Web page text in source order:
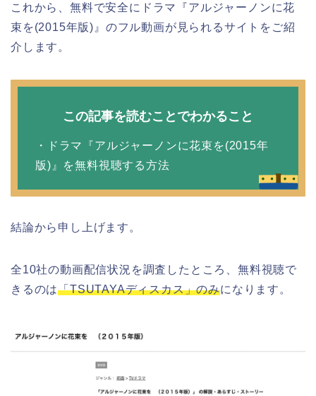
これから、無料で安全にドラマ『アルジャーノンに花
束を(2015年版)』のフル動画が見られるサイトをご紹
介します。
この記事を読むことでわかること
・ドラマ『アルジャーノンに花束を(2015年
版)』を無料視聴する方法
結論から申し上げます。
全10社の動画配信状況を調査したところ、無料視聴で
きるのは「TSUTAYAディスカス」のみになります。